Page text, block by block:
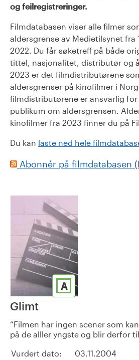
og feilregistreringer.
Filmdatabasen viser alle filmer
aldersgrense av Medietilsynet fra
2022. Du får søketreff på både
tittel, nasjonalitet, distributør og
2023 er det filmdistributørene
aldersgrenser på kinofilmer i
filmdistributørene er ansvarlig
publikum om aldersgrensen.
kinofilmer fra 2023 finner du på
Du kan laste ned hele
Abonnér på filmdatabasen
A
Glimt
Filmen har ingen scener som
på de alller yngste og blir derfor
Vurdert dato:
03.11.2004